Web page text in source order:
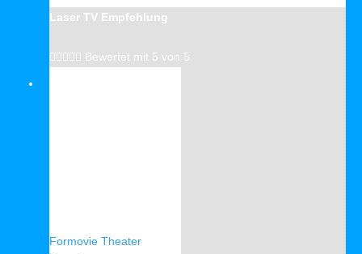
Laser TV Empfehlung
     Bewertet mit 5 von 5
Formovie Theater